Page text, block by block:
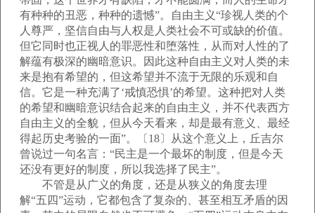
有种种的丑恶，种种的遗憾”。自由主义“珍视人类的个
人尊严，坚信自由与人权是人类社会不可或缺的价值。
但它同时也正视人的罪恶性和堕落性，从而对人性的了
解蕴有极深的幽暗意识。因此这种自由主义对人类的未
来是抱有希望的，但这希望并不流于无限的乐观和自
信。它是一种充满了‘戒慎恐惧’的希望。这种把对人类
的希望和幽暗意识结合起来的自由主义，并不代表西方
自由主义的全貌，但从今天看来，却是最有意义、最经
得起历史考验的一面”。〔18〕从这个意义上，丘吉尔
曾说过一句名言：“民主是一个最坏的制度，但是今天
还没有更好的制度，所以我选择了民主”。
不管是从广义的角度，还是从狭义的角度去理
解“五四”运动，它都包含了复杂的、甚至相互矛盾的因